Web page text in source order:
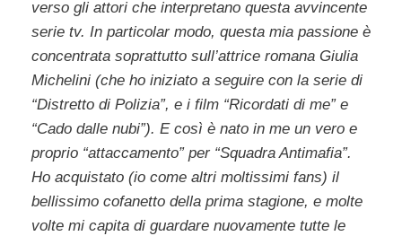
verso gli attori che interpretano questa avvincente
serie tv. In particolar modo, questa mia passione è
concentrata soprattutto sull’attrice romana Giulia
Michelini (che ho iniziato a seguire con la serie di
“Distretto di Polizia”, e i film “Ricordati di me” e
“Cado dalle nubi”). E così è nato in me un vero e
proprio “attaccamento” per “Squadra Antimafia”.
Ho acquistato (io come altri moltissimi fans) il
bellissimo cofanetto della prima stagione, e molte
volte mi capita di guardare nuovamente tutte le